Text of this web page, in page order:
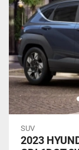
SUV
2023